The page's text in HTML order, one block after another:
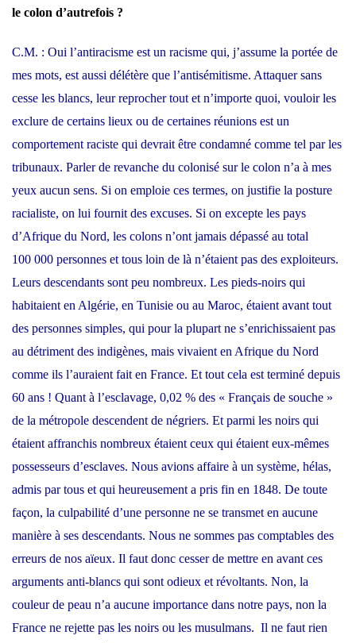
le colon d’autrefois ?
C.M. : Oui l’antiracisme est un racisme qui, j’assume la portée de
mes mots, est aussi délétère que l’antisémitisme. Attaquer sans
cesse les blancs, leur reprocher tout et n’importe quoi, vouloir les
exclure de certains lieux ou de certaines réunions est un
comportement raciste qui devrait être condamné comme tel par les
tribunaux. Parler de revanche du colonisé sur le colon n’a à mes
yeux aucun sens. Si on emploie ces termes, on justifie la posture
racialiste, on lui fournit des excuses. Si on excepte les pays
d’Afrique du Nord, les colons n’ont jamais dépassé au total
100 000 personnes et tous loin de là n’étaient pas des exploiteurs.
Leurs descendants sont peu nombreux. Les pieds-noirs qui
habitaient en Algérie, en Tunisie ou au Maroc, étaient avant tout
des personnes simples, qui pour la plupart ne s’enrichissaient pas
au détriment des indigènes, mais vivaient en Afrique du Nord
comme ils l’auraient fait en France. Et tout cela est terminé depuis
60 ans ! Quant à l’esclavage, 0,02 % des « Français de souche »
de la métropole descendent de négriers. Et parmi les noirs qui
étaient affranchis nombreux étaient ceux qui étaient eux-mêmes
possesseurs d’esclaves. Nous avions affaire à un système, hélas,
admis par tous et qui heureusement a pris fin en 1848. De toute
façon, la culpabilité d’une personne ne se transmet en aucune
manière à ses descendants. Nous ne sommes pas comptables des
erreurs de nos aïeux. Il faut donc cesser de mettre en avant ces
arguments anti-blancs qui sont odieux et révoltants. Non, la
couleur de peau n’a aucune importance dans notre pays, non la
France ne rejette pas les noirs ou les musulmans. Il ne faut rien